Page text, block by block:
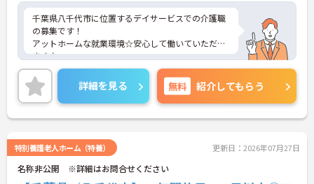
千葉県八千代市に位置するデイサービスでの介護職
の募集です！
アットホームな就業環境☆安心して働いていただけ
ます♪
ご興味ある方には、面接対策ポイントなど、さらに
詳細をお話しいたしますのでお気軽にご相談くださ
い。
詳細を見る 無料 紹介してもらう
特別養護老人ホーム（特養） 更新日：2026年07月27日
名称非公開 ※詳細はお問合せください